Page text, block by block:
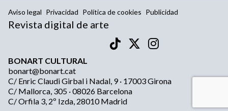
Aviso legal Privacidad Política de cookies Publicidad
Revista digital de arte
BONART CULTURAL
bonart@bonart.cat
C/ Enric Claudi Girbal i Nadal, 9 · 17003 Girona
C/ Mallorca, 305 · 08026 Barcelona
C/ Orfila 3, 2º Izda, 28010 Madrid